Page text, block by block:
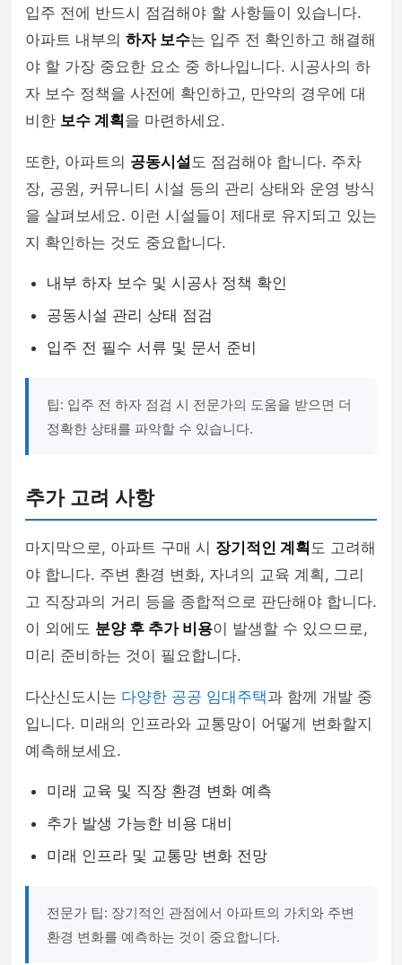
입주 전에 반드시 점검해야 할 사항들이 있습니다.
아파트 내부의 하자 보수는 입주 전 확인하고 해결해
야 할 가장 중요한 요소 중 하나입니다. 시공사의 하
자 보수 정책을 사전에 확인하고, 만약의 경우에 대
비한 보수 계획 을 마련하세요.
또한, 아파트의 공동시설도 점검해야 합니다. 주차
장, 공원, 커뮤니티 시설 등의 관리 상태와 운영 방식
을 살펴보세요. 이런 시설들이 제대로 유지되고 있는
지 확인하는 것도 중요합니다.
내부 하자 보수 및 시공사 정책 확인
공동시설 관리 상태 점검
입주 전 필수 서류 및 문서 준비
팁: 입주 전 하자 점검 시 전문가의 도움을 받으면 더
정확한 상태를 파악할 수 있습니다.
추가 고려 사항
마지막으로, 아파트 구매 시 장기적인 계획 도 고려해
야 합니다. 주변 환경 변화, 자녀의 교육 계획, 그리
고 직장과의 거리 등을 종합적으로 판단해야 합니다.
이 외에도 분양 후 추가 비용이 발생할 수 있으므로,
미리 준비하는 것이 필요합니다.
다산신도시는 다양한 공공 임대주택과 함께 개발 중
입니다. 미래의 인프라와 교통망이 어떻게 변화할지
예측해보세요.
미래 교육 및 직장 환경 변화 예측
추가 발생 가능한 비용 대비
미래 인프라 및 교통망 변화 전망
전문가 팁: 장기적인 관점에서 아파트의 가치와 주변
환경 변화를 예측하는 것이 중요합니다.